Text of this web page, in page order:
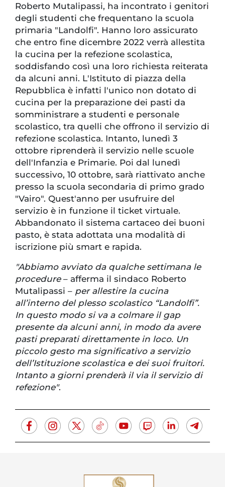
Roberto Mutalipassi, ha incontrato i genitori
degli studenti che frequentano la scuola
primaria "Landolfi". Hanno loro assicurato
che entro fine dicembre 2022 verrà allestita
la cucina per la refezione scolastica,
soddisfando così una loro richiesta reiterata
da alcuni anni. L'Istituto di piazza della
Repubblica è infatti l'unico non dotato di
cucina per la preparazione dei pasti da
somministrare a studenti e personale
scolastico, tra quelli che offrono il servizio di
refezione scolastica. Intanto, lunedì 3
ottobre riprenderà il servizio nelle scuole
dell'Infanzia e Primarie. Poi dal lunedì
successivo, 10 ottobre, sarà riattivato anche
presso la scuola secondaria di primo grado
"Vairo". Quest'anno per usufruire del
servizio è in funzione il ticket virtuale.
Abbandonato il sistema cartaceo dei buoni
pasto, è stata adottata una modalità di
iscrizione più smart e rapida.
"Abbiamo avviato da qualche settimana le
procedure– afferma il sindaco Roberto
Mutalipassi – per allestire la cucina
all’interno del plesso scolastico “Landolfi”.
In questo modo si va a colmare il gap
presente da alcuni anni, in modo da avere
pasti preparati direttamente in loco. Un
piccolo gesto ma significativo a servizio
dell’Istituzione scolastica e dei suoi fruitori.
Intanto a giorni prenderà il via il servizio di
refezione".